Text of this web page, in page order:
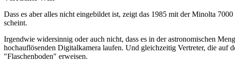
Dass es aber alles nicht eingebildet ist, zeigt das 1985 mit der Minolta
scheint.
Irgendwie widersinnig oder auch nicht, dass es in der astronomischen
hochauflösenden Digitalkamera laufen. Und gleichzeitig Vertreter, die auf
"Flaschenboden" erweisen.